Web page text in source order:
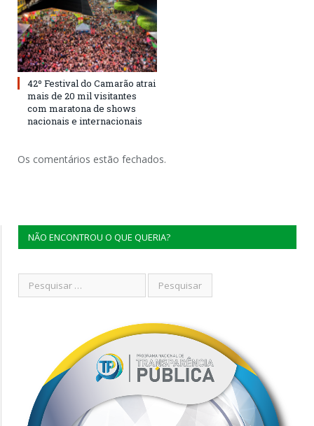
42º Festival do Camarão atrai
mais de 20 mil visitantes
com maratona de shows
nacionais e internacionais
Os comentários estão fechados.
NÃO ENCONTROU O QUE QUERIA?